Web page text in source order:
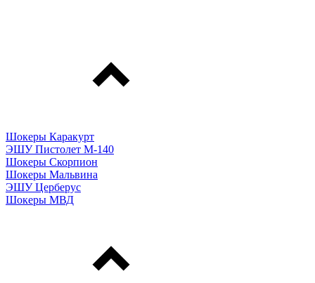
Шокеры Каракурт
ЭШУ Пистолет М-140
Шокеры Скорпион
Шокеры Мальвина
ЭШУ Церберус
Шокеры МВД